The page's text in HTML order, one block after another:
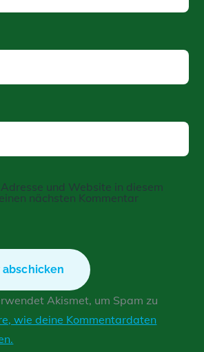
und Website in diesem
nächsten Kommentar
Akismet, um Spam zu
wie deine Kommentardaten